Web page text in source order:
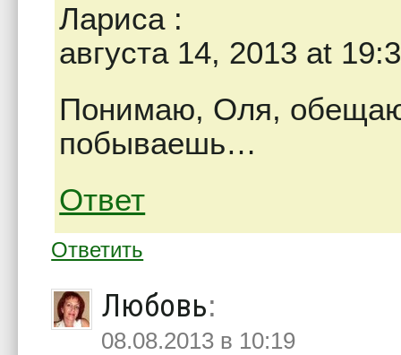
Лариса:
августа 14, 2013 at
Понимаю, Оля,
побываешь…
Ответ
Ответить
Любовь:
08.08.2013 в 10:19